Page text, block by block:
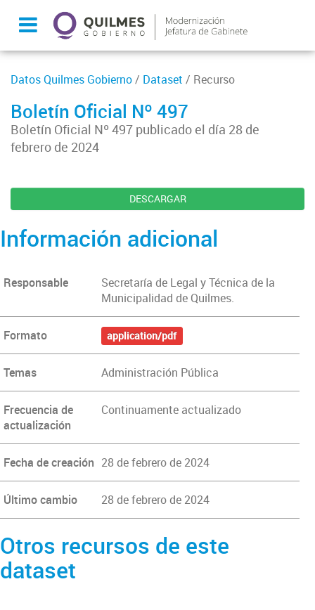
Datos Quilmes Gobierno/ Dataset / Recurso
Boletín Oficial Nº 497
Boletín Oficial Nº 497 publicado el día 28 de
febrero de 2024
DESCARGAR
Información adicional
Responsable
Secretaría de Legal y Técnica de la
Municipalidad de Quilmes.
Formato application/pdf
Temas Administración Pública
Frecuencia de
actualización
Continuamente actualizado
Fecha de creación 28 de febrero de 2024
Último cambio 28 de febrero de 2024
Otros recursos de este
dataset